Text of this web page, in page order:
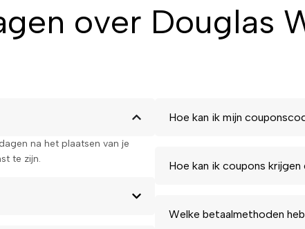
over Douglas
na het plaatsen van je
te zijn.
Hoe kan ik mijn
Hoe kan ik coupons
Welke betaalmethoden